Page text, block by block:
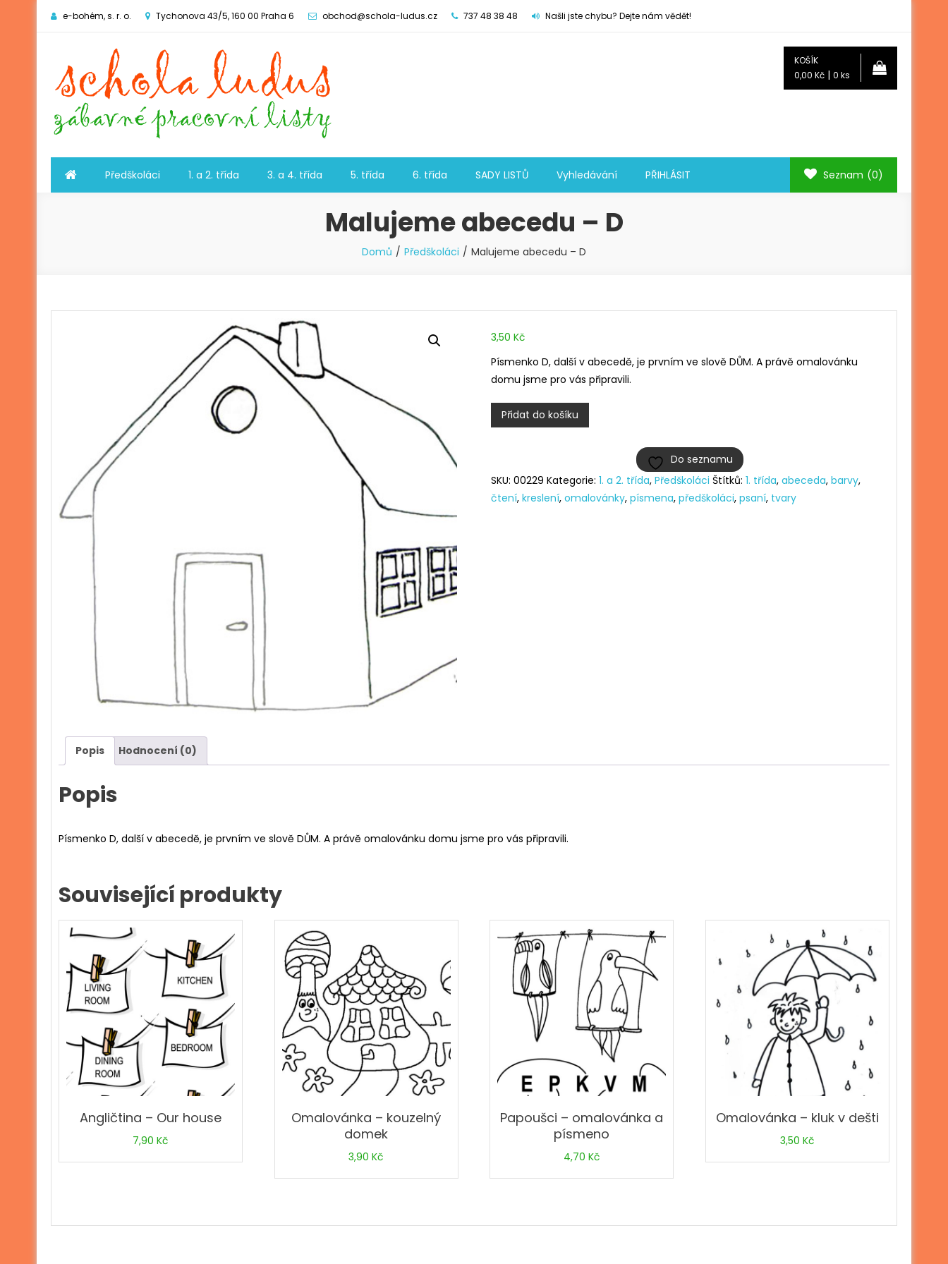
e-bohém, s. r. o. Tychonova 43/5, 160 00 Praha 6 obchod@schola-ludus.cz 737 48 38 48 Našli jste chybu? Dejte nám vědět!
KOŠÍK
0,00 Kč | 0 ks
Předškoláci 1. a 2. třída 3. a 4. třída 5. třída 6. třída SADY LISTŮ Vyhledávání PŘIHLÁSIT Seznam (0)
Malujeme abecedu – D
Domů Předškoláci Malujeme abecedu – D
3,50 Kč
Písmenko D, další v abecedě, je prvním ve slově DŮM. A právě omalovánku
domu jsme pro vás připravili.
Malujeme
abecedu
množství
Přidat do košíku
Do seznamu
SKU: 00229 Kategorie: 1. a 2. třída, Předškoláci Štítků: 1. třída, abeceda, barvy,
čtení, kreslení, omalovánky, písmena, předškoláci, psaní, tvary
Popis Hodnocení (0)
Popis
Písmenko D, další v abecedě, je prvním ve slově DŮM. A právě omalovánku domu jsme pro vás připravili.
Související produkty
Angličtina – Our house
7,90 Kč
Omalovánka – kouzelný
domek
3,90Kč
Papoušci – omalovánka a
písmeno
4,70 Kč
Omalovánka – kluk v dešti
3,50 Kč